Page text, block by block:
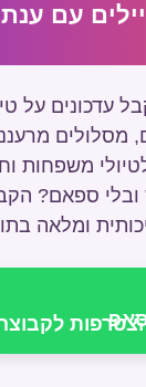
עם
עדכונים על
מסלולים
משפחות
ובלי ספאם?
ומלאה